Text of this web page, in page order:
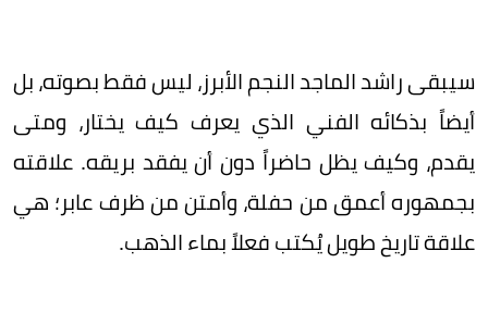
سيبقى راشد الماجد النجم الأبرز، ليس فقط بصوته، بل
أيضاً بذكائه الفني الذي يعرف كيف يختار، ومتى
يقدم، وكيف يظل حاضراً دون أن يفقد بريقه. علاقته
بجمهوره أعمق من حفلة، وأمتن من ظرف عابر؛ هي
علاقة تاريخ طويل يُكتب فعلاً بماء الذهب.